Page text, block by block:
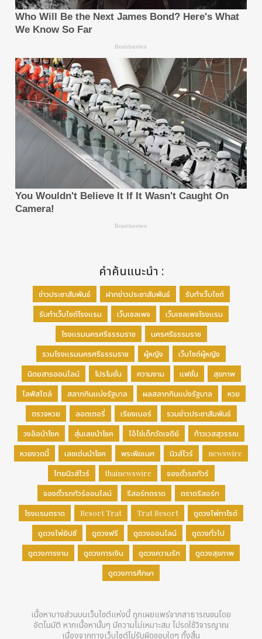
คำค้นแนะนำ :
ข่าวประชาสัมพันธ์ ฝากข่าวประชาสัมพันธ์
รับทำเว็บไซต์
รับทำเว็บไซต์โรงแรม
เว็บเซลเพจ
เว็บเซลเพจโรงแรม
โรงแรมนครศรีธรรมราช
นครศรีธรรมราช
รวมโรงแรมนครศรีธรรมราช
ผู้หญิง
เว็บไซต์ผู้หญิง
นิตยสารออนไลน์
โปรโมชั่น ความงาม แฟชั่น
สุขภาพ
ไลฟ์สไตล์
สลากกินแบ่งรัฐบาล ผลสลากกินแบ่งรัฐบาล
หวย
ตรวจหวย
ลอตเตอรี่ เรียงเบอร์
รวมข่าวประชาสัมพันธ์
วงล้อนำโชค
สุ่มเลขนำโชค ไอ้ไข่เด็กวัดเจดีย์
ท้าวเวสสุวรรณ
หวยงวดนี้
เลขเด่นนำโชค พระพิฆเนศ นิวส์ไวร์
newswire
ไทยนิวส์ไวร์
thainewswire
จองตั๋วรถทัวร์
จองตั๋วรถทัวร์ออนไลน์
รีสอร์ทตราด
ตราดรีสอร์ท
โรงแรมตราด
Resort Trat Trat Resort
ดูดวงไพ่ทาโรต์
ดูดวงไพ่ยิปซี
ดูดวงฟรี ดูดวงออนไลน์
ดูดวงทั่วไป
ดูดวงการงาน
ดูดวงการเงิน ดูดวงความรัก
ดูดวงสุขภาพ
ดูดวงการศึกษา
เนื้อหาบางส่วนบนเว็บไซต์แห่งนี้ ถูกเผยแพร่จากสาธารณชนโดย
อัตโนมัติ หากเนื้อหานั้นๆ มีความไม่เหมาะสม โปรดใช้วิจารญาณ
เนื่องจากทางเว็บไซต์ไม่รับผิดชอบใดๆ ทั้งสิ้น